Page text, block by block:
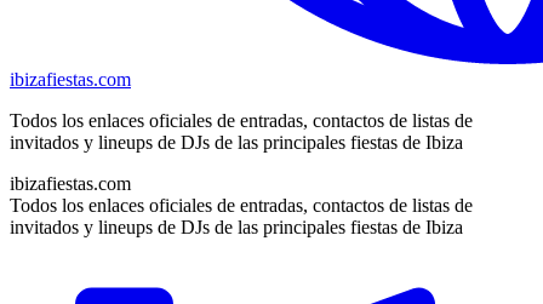
ibizafiestas.com
Todos los enlaces oficiales de entradas, contactos de listas de
invitados y lineups de DJs de las principales fiestas de Ibiza
ibizafiestas.com
Todos los enlaces oficiales de entradas, contactos de listas de
invitados y lineups de DJs de las principales fiestas de Ibiza